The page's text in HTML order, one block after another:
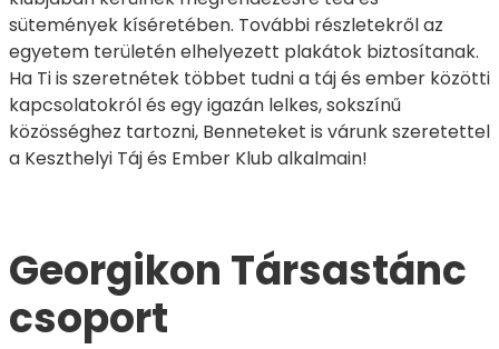
sütemények kíséretében. További részletekről az
egyetem területén elhelyezett plakátok biztosítanak.
Ha Ti is szeretnétek többet tudni a táj és ember közötti
kapcsolatokról és egy igazán lelkes, sokszínű
közösséghez tartozni, Benneteket is várunk szeretettel
a Keszthelyi Táj és Ember Klub alkalmain!
Georgikon Társastánc
csoport